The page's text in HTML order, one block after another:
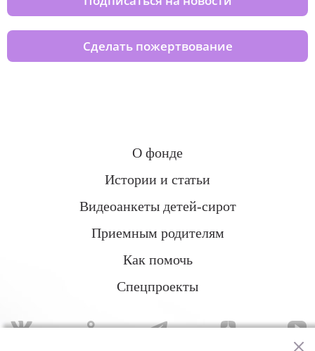
Сделать пожертвование
О фонде
Истории и статьи
Видеоанкеты детей-сирот
Приемным родителям
Как помочь
Спецпроекты